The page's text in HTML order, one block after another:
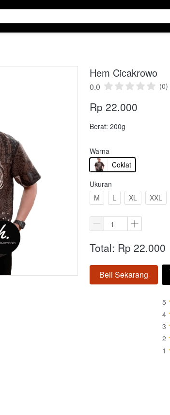
Hem Cicakrowo
0.0 (0)
Rp 22.000
Berat: 200g
Warna
Coklat
Ukuran
M
L XL XXL
Total: Rp 22.000
`Beli Sekarang
5
4
3
2
1